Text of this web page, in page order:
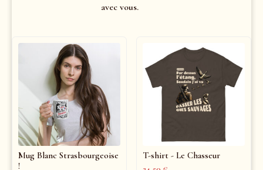
avec vous.
Mug Blanc Strasbourgeoise
!
T-shirt - Le Chasseur